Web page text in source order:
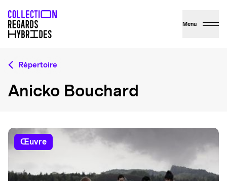
Menu
Répertoire
Anicko Bouchard
œuvre